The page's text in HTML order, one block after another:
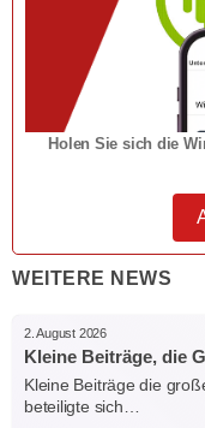
Holen Sie sich die
WEITERE NEWS
2. August 2026
Kleine Beiträge, die
Kleine Beiträge die
beteiligte sich…